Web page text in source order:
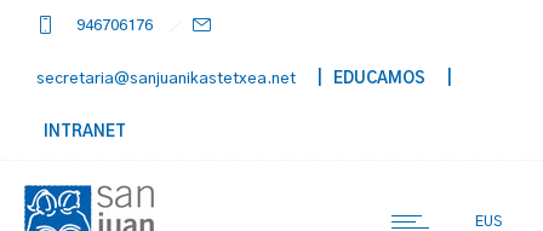
946706176
secretaria@sanjuanikastetxea.net | EDUCAMOS
INTRANET
EUS